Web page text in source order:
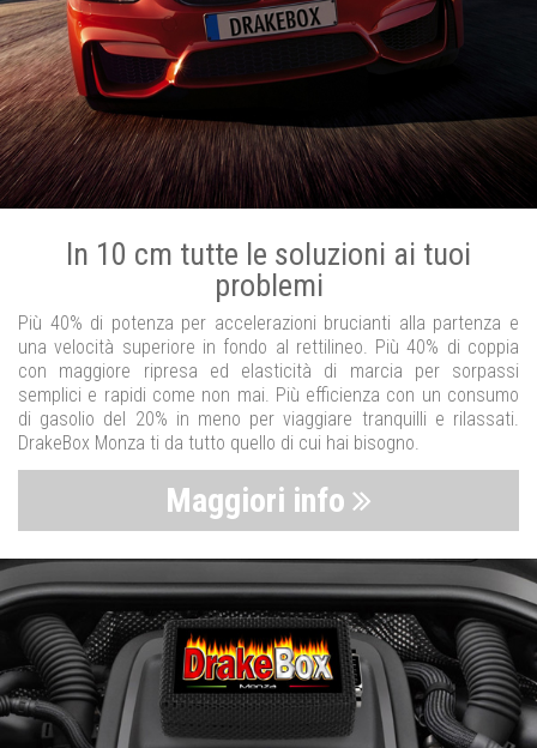
In 10 cm tutte le soluzioni ai tuoi
problemi
Più 40% di potenza per accelerazioni brucianti alla partenza e
una velocità superiore in fondo al rettilineo. Più 40% di coppia
con maggiore ripresa ed elasticità di marcia per sorpassi
semplici e rapidi come non mai. Più efficienza con un consumo
di gasolio del 20% in meno per viaggiare tranquilli e rilassati.
DrakeBox Monza ti da tutto quello di cui hai bisogno.
Maggiori info